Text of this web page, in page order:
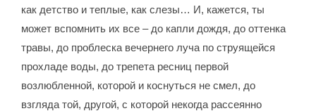
как детство и теплые, как слезы… И, кажется, ты
может вспомнить их все – до капли дождя, до оттенка
травы, до проблеска вечернего луча по струящейся
прохладе воды, до трепета ресниц первой
возлюбленной, которой и коснуться не смел, до
взгляда той, другой, с которой некогда рассеянно